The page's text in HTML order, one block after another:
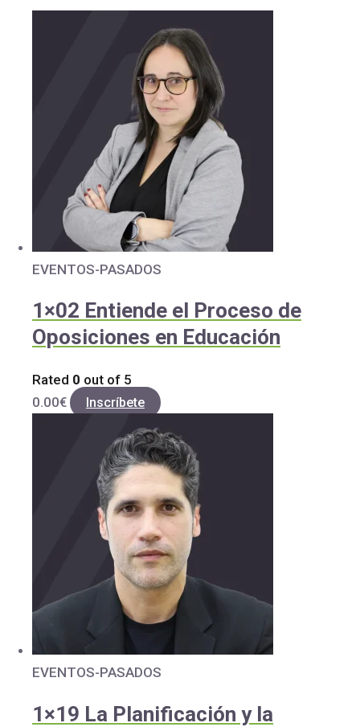
EVENTOS-PASADOS
1×02 Entiende el Proceso de
Oposiciones en Educación
Rated 0 out of 5
0.00€ Inscríbete
EVENTOS-PASADOS
1×19 La Planificación y la